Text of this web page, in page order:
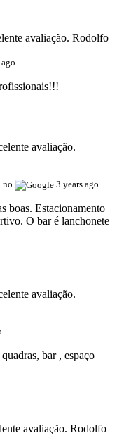
avaliação. Rodolfo
avaliação.
no 3 years ago
boas. Estacionamento
O bar é lanchonete
avaliação.
bar , espaço
avaliação. Rodolfo